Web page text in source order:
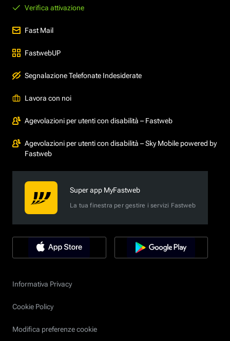
Verifica attivazione
Fast Mail
FastwebUP
Segnalazione Telefonate Indesiderate
Lavora con noi
Agevolazioni per utenti con disabilità – Fastweb
Agevolazioni per utenti con disabilità – Sky Mobile powered by
Fastweb
Super app MyFastweb
La tua finestra per gestire i servizi Fastweb
Informativa Privacy
Cookie Policy
Modifica preferenze cookie